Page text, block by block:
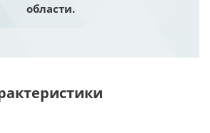
области.